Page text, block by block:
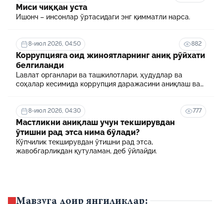
Миси чиққан уста
Ишонч – инсонлар ўртасидаги энг қимматли нарса.
8-июл 2026, 04:50 882
Коррупцияга оид жиноятларнинг аниқ рўйхати
белгиланди
Lавлат органлари ва ташкилотлари, ҳудудлар ва
соҳалар кесимида коррупция даражасини аниқлаш ва
8-июл 2026, 04:30 777
Мастликни аниқлаш учун текширувдан
ўтишни рад этса нима бўлади?
Кўпчилик текширувдан ўтишни рад этса,
жавобгарликдан қутуламан, деб ўйлайди.
Мавзуга доир янгиликлар: